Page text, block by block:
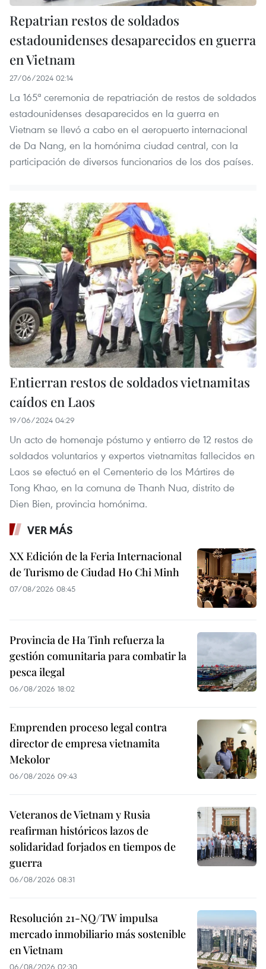
Repatrian restos de soldados
estadounidenses desaparecidos en guerra
en Vietnam
27/06/2024 02:14
La 165ª ceremonia de repatriación de restos de soldados
estadounidenses desaparecidos en la guerra en
Vietnam se llevó a cabo en el aeropuerto internacional
de Da Nang, en la homónima ciudad central, con la
participación de diversos funcionarios de los dos países.
Entierran restos de soldados vietnamitas
caídos en Laos
19/06/2024 04:29
Un acto de homenaje póstumo y entierro de 12 restos de
soldados voluntarios y expertos vietnamitas fallecidos en
Laos se efectuó en el Cementerio de los Mártires de
Tong Khao, en la comuna de Thanh Nua, distrito de
Dien Bien, provincia homónima.
VER MÁS
XX Edición de la Feria Internacional
de Turismo de Ciudad Ho Chi Minh
07/08/2026 08:45
Provincia de Ha Tinh refuerza la
gestión comunitaria para combatir la
pesca ilegal
06/08/2026 18:02
Emprenden proceso legal contra
director de empresa vietnamita
Mekolor
06/08/2026 09:43
Veteranos de Vietnam y Rusia
reafirman históricos lazos de
solidaridad forjados en tiempos de
guerra
06/08/2026 08:31
Resolución 21-NQ/TW impulsa
mercado inmobiliario más sostenible
en Vietnam
06/08/2026 02:30